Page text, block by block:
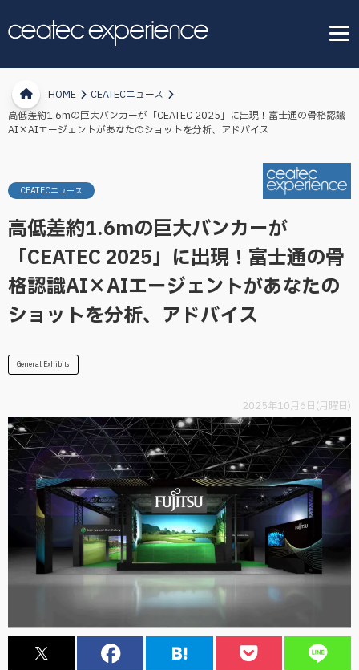
HOME
CEATECニュース
高低差約1.6mの巨大バンカーが「CEATEC 2025」に出現！富士通の骨格認識
AI×AIエージェントがあなたのショットを分析、アドバイス
CEATECニュース
高低差約1.6mの巨大バンカーが
「CEATEC 2025」に出現！富士通の骨
格認識AI×AIエージェントがあなたの
ショットを分析、アドバイス
General Exhibits
2025年10月6日(月曜日)